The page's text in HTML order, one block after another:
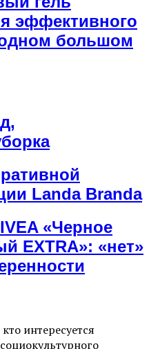
эффективного
большом
Landa Branda
«Черное
EXTRA»: «нет»
интересуется